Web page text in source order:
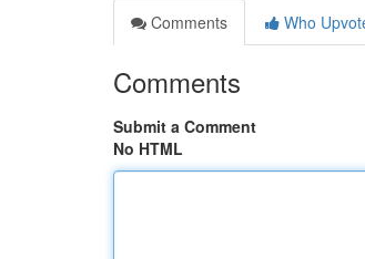
Comments
Who
Comments
Submit a Comment
No HTML